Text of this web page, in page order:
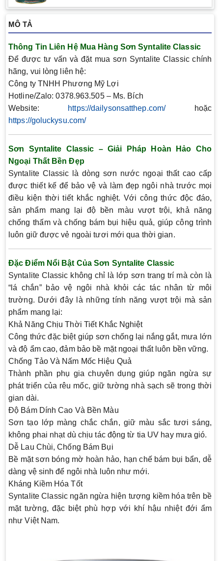
MÔ TẢ
Thông Tin Liên Hệ Mua Hàng Sơn Syntalite Classic
Để được tư vấn và đặt mua sơn Syntalite Classic chính
hãng, vui lòng liên hệ:
Công ty TNHH Phương Mỹ Lợi
Hotline/Zalo: 0378.963.505 – Ms. Bích
Website:
https://dailysonsatthep.com/hoặc
https://goluckysu.com/
Sơn Syntalite Classic – Giải Pháp Hoàn Hảo Cho
Ngoại Thất Bền Đẹp
Syntalite Classic là dòng sơn nước ngoại thất cao cấp
được thiết kế để bảo vệ và làm đẹp ngôi nhà trước mọi
điều kiện thời tiết khắc nghiệt. Với công thức độc đáo,
sản phẩm mang lại độ bền màu vượt trội, khả năng
chống thấm và chống bám bụi hiệu quả, giúp công trình
luôn giữ được vẻ ngoài tươi mới qua thời gian.
Đặc Điểm Nổi Bật Của Sơn Syntalite Classic
Syntalite Classic không chỉ là lớp sơn trang trí mà còn là
“lá chắn” bảo vệ ngôi nhà khỏi các tác nhân từ môi
trường. Dưới đây là những tính năng vượt trội mà sản
phẩm mang lại:
Khả Năng Chịu Thời Tiết Khắc Nghiệt
Công thức đặc biệt giúp sơn chống lại nắng gắt, mưa lớn
và độ ẩm cao, đảm bảo bề mặt ngoại thất luôn bền vững.
Chống Tảo Và Nấm Mốc Hiệu Quả
Thành phần phụ gia chuyên dụng giúp ngăn ngừa sự
phát triển của rêu mốc, giữ tường nhà sạch sẽ trong thời
gian dài.
Độ Bám Dính Cao Và Bền Màu
Sơn tạo lớp màng chắc chắn, giữ màu sắc tươi sáng,
không phai nhạt dù chịu tác động từ tia UV hay mưa gió.
Dễ Lau Chùi, Chống Bám Bụi
Bề mặt sơn bóng mờ hoàn hảo, hạn chế bám bụi bẩn, dễ
dàng vệ sinh để ngôi nhà luôn như mới.
Kháng Kiềm Hóa Tốt
Syntalite Classic ngăn ngừa hiện tượng kiềm hóa trên bề
mặt tường, đặc biệt phù hợp với khí hậu nhiệt đới ẩm
như Việt Nam.